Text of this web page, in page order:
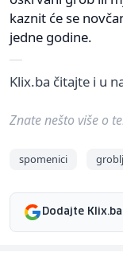
kaznit će se
jedne godine.
Klix.ba čitajte i u
Znate nešto više o
spomenici
Dodajte